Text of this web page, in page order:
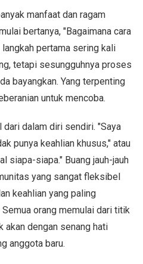
manfaat dan ragam
bertanya, "Bagaimana cara
langkah pertama sering kali
tetapi sesungguhnya proses
bayangkan. Yang terpenting
untuk mencoba.
dari dalam diri sendiri. "Saya
punya keahlian khusus," atau
siapa-siapa." Buang jauh-jauh
yang sangat fleksibel
keahlian yang paling
orang memulai dari titik
akan dengan senang hati
anggota baru.